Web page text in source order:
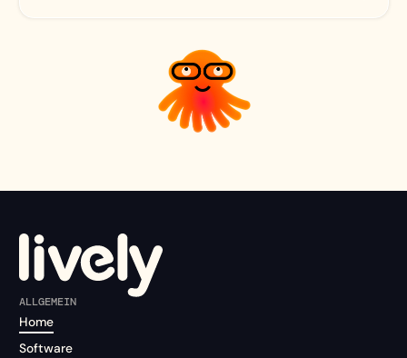
ALLGEMEIN
Home
Software